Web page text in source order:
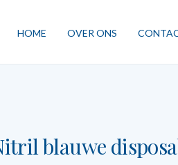
HOME OVER ONS
blauwe